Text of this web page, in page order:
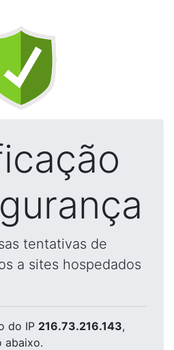
tentativas de
a sites hospedados
do IP 216.73.216.143,
abaixo.